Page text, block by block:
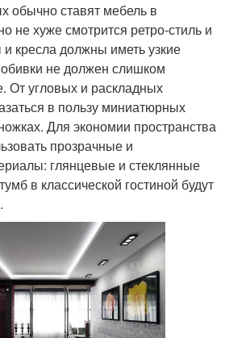
обычно ставят мебель в
не хуже смотрится ретро-стиль и
кресла должны иметь узкие
не должен слишком
От угловых и раскладных
в пользу миниатюрных
Для экономии пространства
прозрачные и
глянцевые и стеклянные
в классической гостиной будут